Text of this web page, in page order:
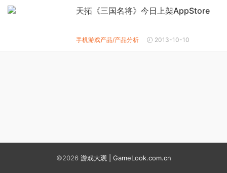
天拓《三国名将》今日上架AppStore
手机游戏产品/产品分析 2013-10-10
©2026 游戏大观 | GameLook.com.cn